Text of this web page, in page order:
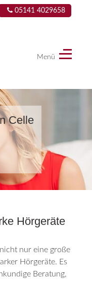
05141 4029658
Menü
Celle
Hörgeräte
nur eine große
Hörgeräte. Es
Beratung,